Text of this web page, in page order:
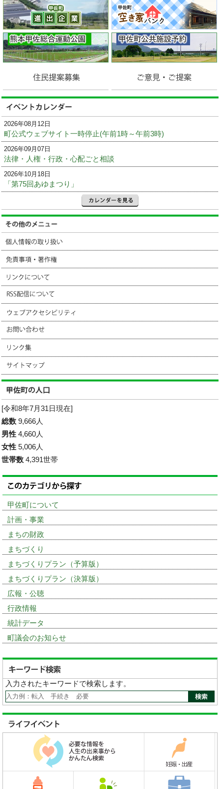
2026年08月12日
町公式ウェブサイト一時停止(午前1時～午前3時)
2026年09月07日
法律・人権・行政・心配ごと相談
2026年10月18日
「第75回あゆまつり」
[令和8年7月31日現在]
総数 9,666人
男性 4,660人
女性 5,006人
世帯数 4,391世帯
甲佐町について
計画・事業
まちの財政
まちづくり
まちづくりプラン（予算版）
まちづくりプラン（決算版）
広報・公聴
行政情報
統計データ
町議会のお知らせ
入力されたキーワードで検索します。